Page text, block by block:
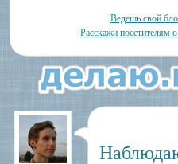
Ведешь свой
Расскажи посетителям